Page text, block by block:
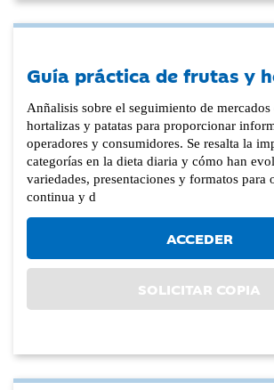
Guía práctica de frutas y
Anñalisis sobre el seguimiento de mercados
hortalizas y patatas para proporcionar
operadores y consumidores. Se resalta la
categorías en la dieta diaria y cómo han
variedades, presentaciones y formatos para
continua y d
ACCEDER
SOLICITAR COPIA